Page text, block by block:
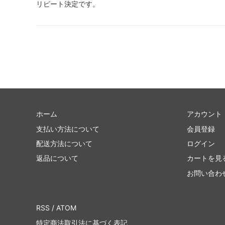
リピート決定です。
ホーム
支払い方法について
配送方法について
返品について
アカウント
会員登録
ログイン
カートを見
お問い合わ
RSS / ATOM
特定商法取引法に基づく表記